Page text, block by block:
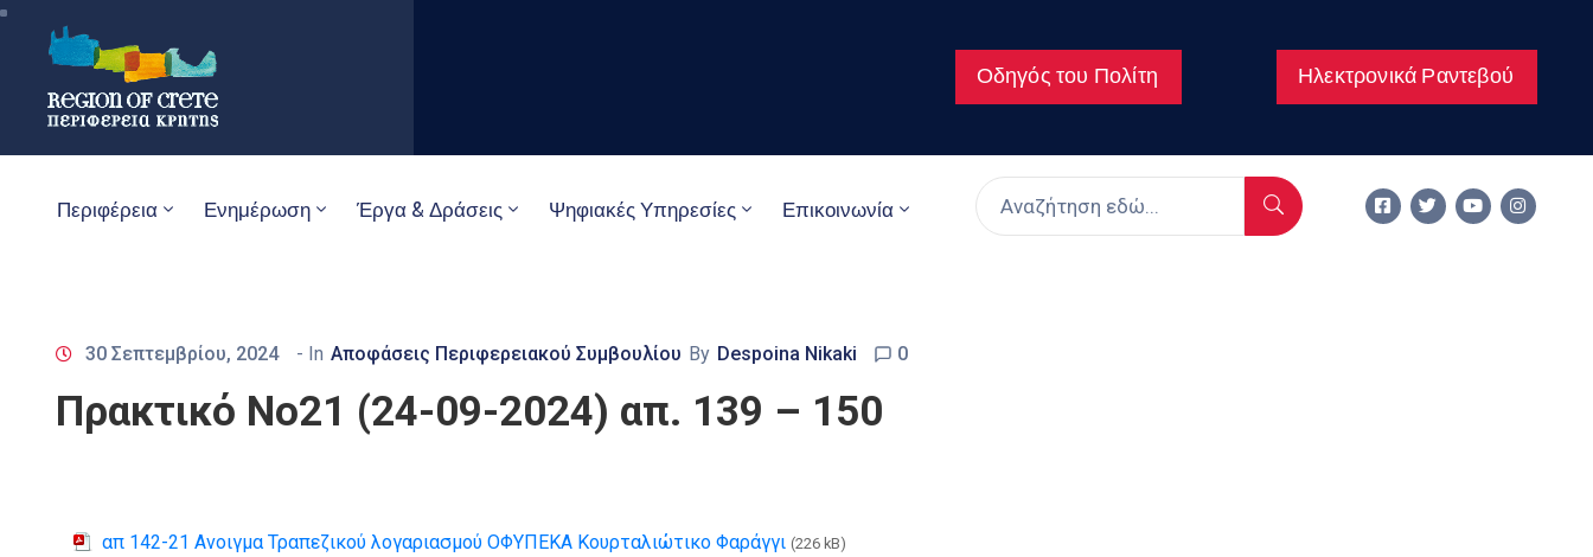
Οδηγός του Πολίτη Ηλεκτρονικά Ραντεβού
Περιφέρεια Ενημέρωση Έργα & Δράσεις Ψηφιακές Υπηρεσίες Επικοινωνία
30 Σεπτεμβρίου, 2024 - In Αποφάσεις Περιφερειακού Συμβουλίου By Despoina Nikaki 0
Πρακτικό Νο21 (24-09-2024) απ. 139 – 150
απ 142-21 Ανοιγμα Τραπεζικού λογαριασμού ΟΦΥΠΕΚΑ Κουρταλιώτικο Φαράγγι (226 kB)